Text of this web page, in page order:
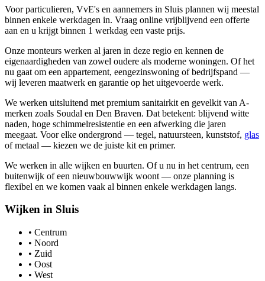
Voor particulieren, VvE's en aannemers in Sluis plannen wij meestal
binnen enkele werkdagen in. Vraag online vrijblijvend een offerte
aan en u krijgt binnen 1 werkdag een vaste prijs.
Onze monteurs werken al jaren in deze regio en kennen de
eigenaardigheden van zowel oudere als moderne woningen. Of het
nu gaat om een appartement, eengezinswoning of bedrijfspand —
wij leveren maatwerk en garantie op het uitgevoerde werk.
We werken uitsluitend met premium sanitairkit en gevelkit van A-
merken zoals Soudal en Den Braven. Dat betekent: blijvend witte
naden, hoge schimmelresistentie en een afwerking die jaren
meegaat. Voor elke ondergrond — tegel, natuursteen, kunststof, glas
of metaal — kiezen we de juiste kit en primer.
We werken in alle wijken en buurten. Of u nu in het centrum, een
buitenwijk of een nieuwbouwwijk woont — onze planning is
flexibel en we komen vaak al binnen enkele werkdagen langs.
Wijken in Sluis
• Centrum
• Noord
• Zuid
• Oost
• West